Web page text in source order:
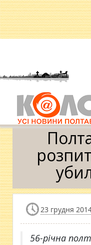
Головна »
алкоголю убила
23 грудня
56-річна